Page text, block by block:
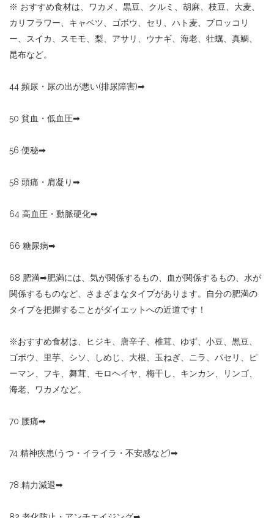
※ おすすめ食材は、ワカメ、黒豆、クルミ、胡麻、枝豆、大麦、
カリフラワー、キャベツ、ゴボウ、セリ、ハト麦、ブロッコリ
ー、スイカ、スモモ、梨、アサリ、ウナギ、海老、牡蠣、真鯛、
昆布など。
44 頻尿・尿の出が悪い(排尿障害)➡︎
50 貧血・低血圧➡︎
56 便秘➡︎
58 頭痛・肩凝り➡︎
64 高血圧・動脈硬化➡︎
66 糖尿病➡︎
68 肥満➡︎肥満には、気が関係するもの、血が関係するもの、水が
関係するものなど、さまざまなタイプがあります。自分の肥満の
タイプを把握することがダイエットへの近道です！
※おすすめ食材は、ヒジキ、唐辛子、椎茸、ゆず、小豆、黒豆、
ゴボウ、里芋、シソ、しめじ、大根、玉ねぎ、ニラ、パセリ、ピ
ーマン、フキ、舞茸、モロヘイヤ、梅干し、キンカン、リンゴ、
海老、ワカメなど。
70 腰痛➡︎
74 精神疾患(うつ・イライラ・不安感など)➡︎
78 精力減退➡︎